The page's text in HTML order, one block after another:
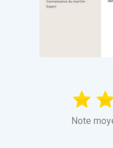
Note